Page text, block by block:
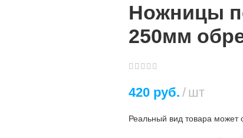
Ножницы
250мм
420 руб. шт
Реальный вид товара может